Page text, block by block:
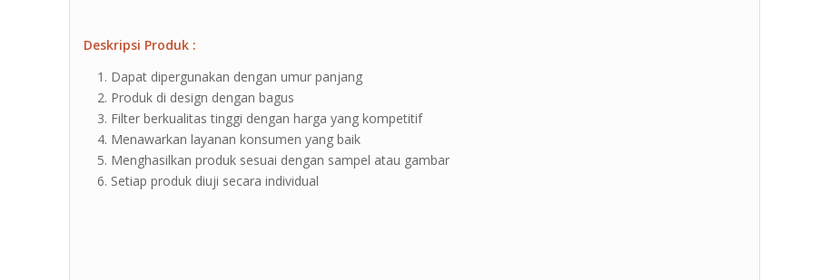
Deskripsi Produk :
Dapat dipergunakan dengan umur panjang
Produk di design dengan bagus
Filter berkualitas tinggi dengan harga yang kompetitif
Menawarkan layanan konsumen yang baik
Menghasilkan produk sesuai dengan sampel atau gambar
Setiap produk diuji secara individual